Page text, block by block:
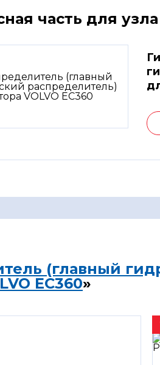
часть для узла
(главный
EC360»